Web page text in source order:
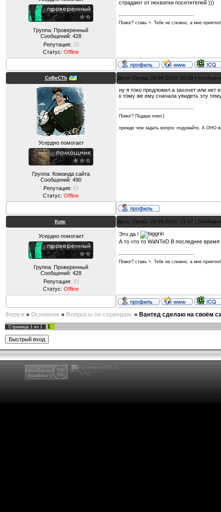
Группа: Проверенный
Сообщений: 428
Репутация: 33
Статус: Offline
страдают от нехватки посетителей )))
Помог? ставь +. Тебе не сложно, а мне приятно!
CoBeCTb Дата: Среда, 29.09.2010, 20:39 |
Усердно помогает
Группа: Команда сайта
Сообщений: 490
Репутация: 57
Статус: Offline
ну я токо предложил а захочет или нет
к тому же ему сначала увидеть эту
Помог? Подари плюс)
прежде чем задать вопрос подумайте, А
Kote Дата: Среда, 29.09.2010, 21:47 |
Усердно помогает
Группа: Проверенный
Сообщений: 428
Репутация: 33
Статус: Offline
Это да !
А то что то WaNTeD В последнее время
Помог? ставь +. Тебе не сложно, а мне приятно!
Форум » Основное » Вопросы по серверам. » Вантед сделаю на своём
Страница 1 из 1 1